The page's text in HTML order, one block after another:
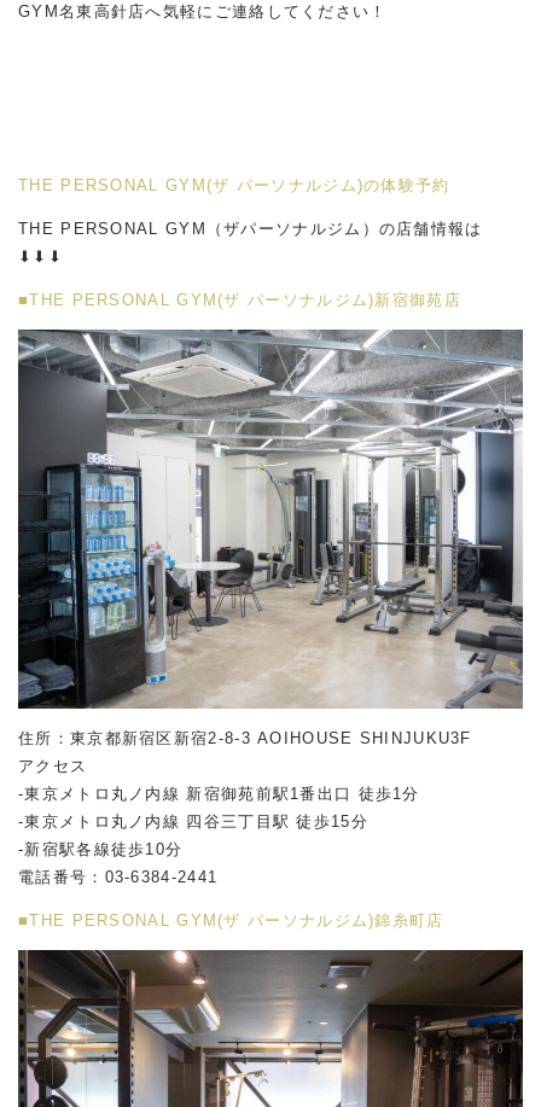
GYM 名東高針店へ気軽にご連絡してください！
THE PERSONAL GYM(ザ パーソナルジム)の体験予約
THE PERSONAL GYM（ザパーソナルジム）の店舗情報は
⬇︎⬇︎⬇︎
■THE PERSONAL GYM(ザ パーソナルジム)新宿御苑店
住所：東京都新宿区新宿2-8-3 AOIHOUSE SHINJUKU3F
アクセス
-東京メトロ丸ノ内線 新宿御苑前駅1番出口 徒歩1分
-東京メトロ丸ノ内線 四谷三丁目駅 徒歩15分
-新宿駅各線徒歩10分
電話番号：03-6384-2441
■THE PERSONAL GYM(ザ パーソナルジム)錦糸町店